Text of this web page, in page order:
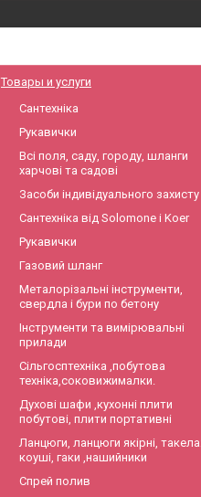
Товары и услуги
Сантехніка
Рукавички
Всі поля, саду, городу, шланги
харчові та садові
Засоби індивідуального захисту
Сантехніка від Solomone і Koer
Рукавички
Газовий шланг
Металорізальні інструменти,
свердла і бури по бетону
Інструменти та вимірювальні
прилади
Сільгосптехніка ,побутова
техніка,соковижималки.
Духові шафи ,кухонні плити
побутові, плити портативні
Ланцюги, ланцюги якірні,
коуші, гаки ,нашийники
Спрей полив